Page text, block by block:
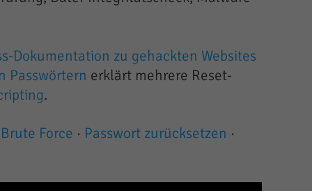
Dokumentation zu gehackten Websites
Passwörtern erklärt mehrere Reset-
.
Brute Force · Passwort zurücksetzen ·